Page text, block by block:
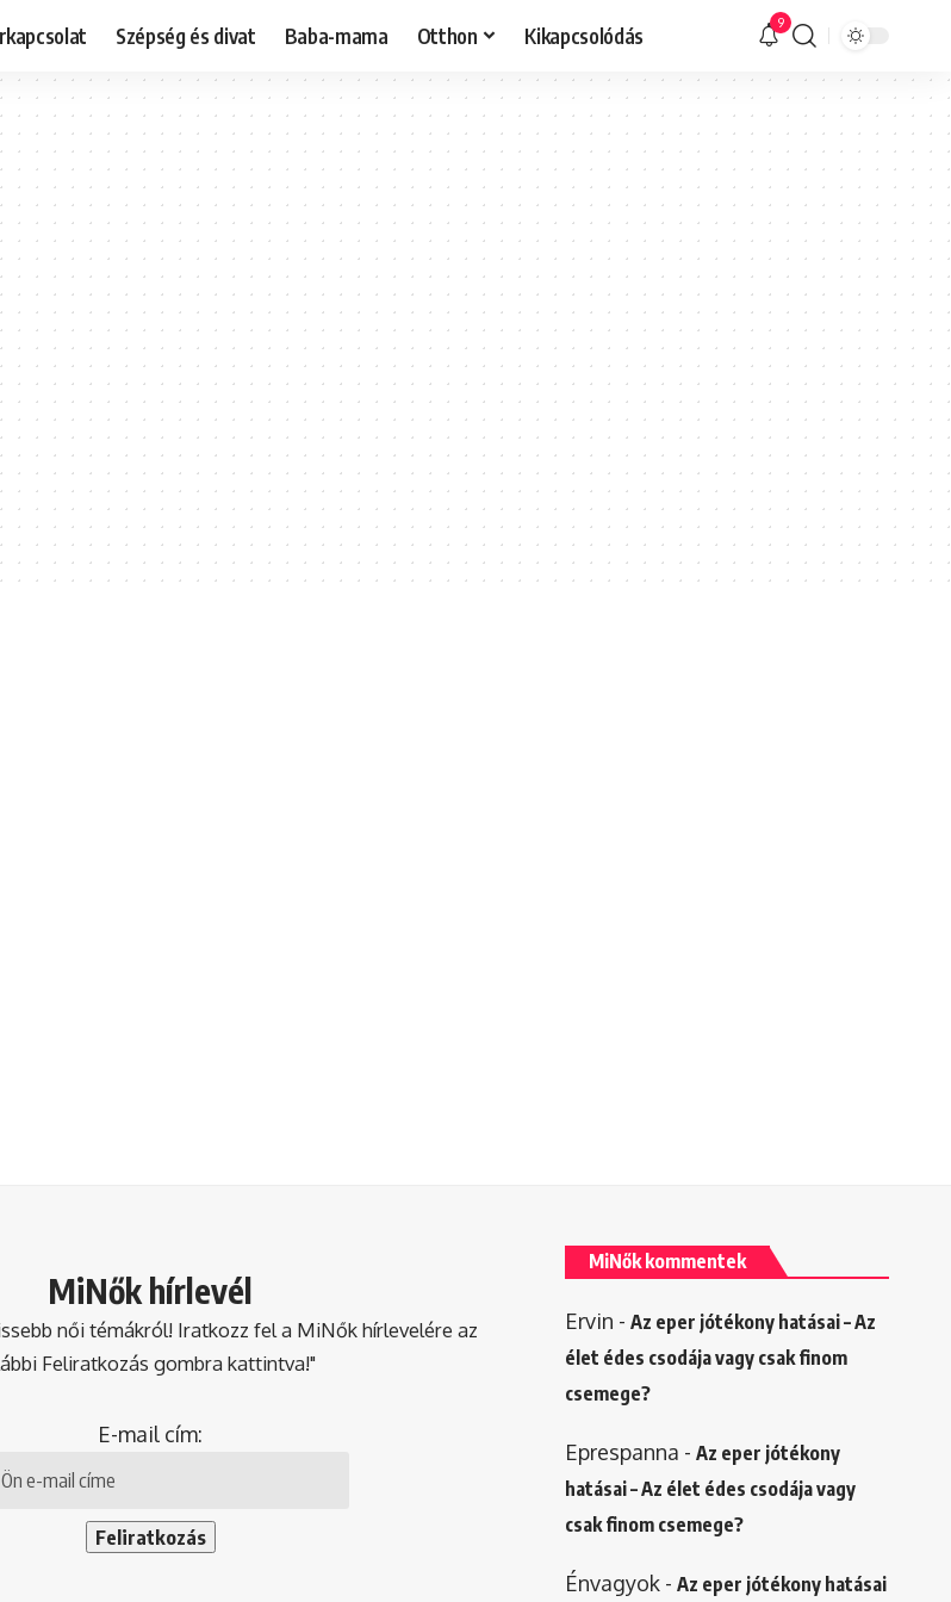
Szépség és divat Baba-mama Otthon Kikapcsolódás 9
MiNők hírlevél
női témákról! Iratkozz fel a MiNők hírlevelére az
Feliratkozás gombra kattintva!"
E-mail cím:
MiNők kommentek
Ervin - Az eper jótékony hatásai – Az
élet édes csodája vagy csak finom
csemege?
Eprespanna - Az eper jótékony
hatásai – Az élet édes csodája vagy
csak finom csemege?
Énvagyok- Az eper jótékony hatásai